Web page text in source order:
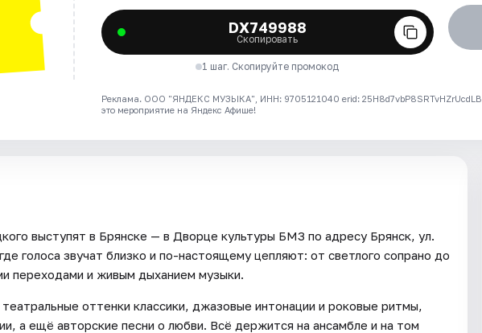
DX749988
Скопировать
1 шаг. Скопируйте промокод
Реклама. ООО "ЯНДЕКС МУЗЫКА", ИНН: 9705121040 erid: 25H8d7vbP8SRTvHZrUcdLB
это мероприятие на Яндекс Афише!
выступят в Брянске — в Дворце культуры БМЗ по адресу Брянск, ул.
голоса звучат близко и по-настоящему цепляют: от светлого сопрано до
переходами и живым дыханием музыки.
оттенки классики, джазовые интонации и роковые ритмы,
а ещё авторские песни о любви. Всё держится на ансамбле и на том